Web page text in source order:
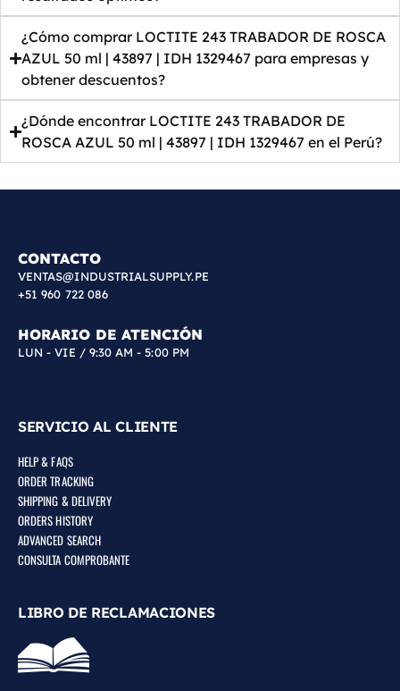
¿Cómo comprar LOCTITE 243 TRABADOR DE ROSCA
AZUL 50 ml | 43897 | IDH 1329467 para empresas y
obtener descuentos?
¿Dónde encontrar LOCTITE 243 TRABADOR DE
ROSCA AZUL 50 ml | 43897 | IDH 1329467 en el Perú?
CONTACTO
VENTAS@INDUSTRIALSUPPLY.PE
+51 960 722 086
HORARIO DE ATENCIÓN
LUN - VIE / 9:30 AM - 5:00 PM
SERVICIO AL CLIENTE
HELP & FAQS
ORDER TRACKING
SHIPPING & DELIVERY
ORDERS HISTORY
ADVANCED SEARCH
CONSULTA COMPROBANTE
LIBRO DE RECLAMACIONES